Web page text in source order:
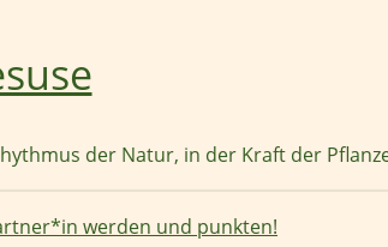
der Natur, in der Kraft der
werden und punkten!